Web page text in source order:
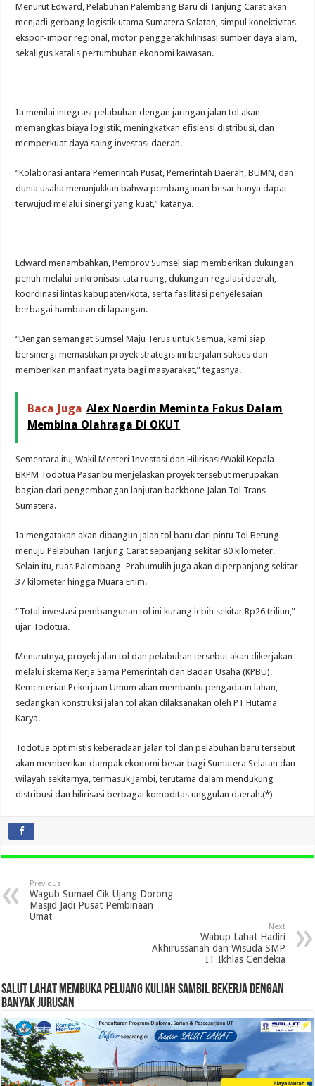
Menurut Edward, Pelabuhan Palembang Baru di Tanjung Carat akan
menjadi gerbang logistik utama Sumatera Selatan, simpul konektivitas
ekspor-impor regional, motor penggerak hilirisasi sumber daya alam,
sekaligus katalis pertumbuhan ekonomi kawasan.
Ia menilai integrasi pelabuhan dengan jaringan jalan tol akan
memangkas biaya logistik, meningkatkan efisiensi distribusi, dan
memperkuat daya saing investasi daerah.
“Kolaborasi antara Pemerintah Pusat, Pemerintah Daerah, BUMN, dan
dunia usaha menunjukkan bahwa pembangunan besar hanya dapat
terwujud melalui sinergi yang kuat,” katanya.
Edward menambahkan, Pemprov Sumsel siap memberikan dukungan
penuh melalui sinkronisasi tata ruang, dukungan regulasi daerah,
koordinasi lintas kabupaten/kota, serta fasilitasi penyelesaian
berbagai hambatan di lapangan.
“Dengan semangat Sumsel Maju Terus untuk Semua, kami siap
bersinergi memastikan proyek strategis ini berjalan sukses dan
memberikan manfaat nyata bagi masyarakat,” tegasnya.
Baca Juga Alex Noerdin Meminta Fokus Dalam
Membina Olahraga Di OKUT
Sementara itu, Wakil Menteri Investasi dan Hilirisasi/Wakil Kepala
BKPM Todotua Pasaribu menjelaskan proyek tersebut merupakan
bagian dari pengembangan lanjutan backbone Jalan Tol Trans
Sumatera.
Ia mengatakan akan dibangun jalan tol baru dari pintu Tol Betung
menuju Pelabuhan Tanjung Carat sepanjang sekitar 80 kilometer.
Selain itu, ruas Palembang–Prabumulih juga akan diperpanjang sekitar
37 kilometer hingga Muara Enim.
“Total investasi pembangunan tol ini kurang lebih sekitar Rp26 triliun,”
ujar Todotua.
Menurutnya, proyek jalan tol dan pelabuhan tersebut akan dikerjakan
melalui skema Kerja Sama Pemerintah dan Badan Usaha (KPBU).
Kementerian Pekerjaan Umum akan membantu pengadaan lahan,
sedangkan konstruksi jalan tol akan dilaksanakan oleh PT Hutama
Karya.
Todotua optimistis keberadaan jalan tol dan pelabuhan baru tersebut
akan memberikan dampak ekonomi besar bagi Sumatera Selatan dan
wilayah sekitarnya, termasuk Jambi, terutama dalam mendukung
distribusi dan hilirisasi berbagai komoditas unggulan daerah.(*)
Previous
Wagub Sumael Cik Ujang Dorong
Masjid Jadi Pusat Pembinaan
Umat
Next
Wabup Lahat Hadiri
Akhirussanah dan Wisuda SMP
IT Ikhlas Cendekia
SALUT LAHAT MEMBUKA PELUANG KULIAH SAMBIL BEKERJA DENGAN
BANYAK JURUSAN